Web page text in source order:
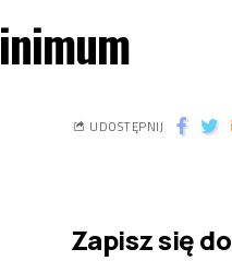
UDOSTĘPNIJ
Zapisz się